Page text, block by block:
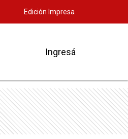
Edición Impresa
Ingresá